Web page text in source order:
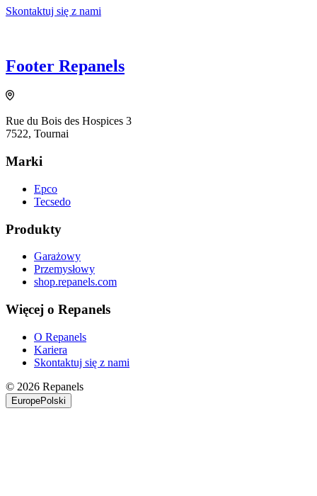
Skontaktuj się z nami
Footer Repanels
Rue du Bois des Hospices 3
7522, Tournai
Marki
Epco
Tecsedo
Produkty
Garażowy
Przemysłowy
shop.repanels.com
Więcej o Repanels
O Repanels
Kariera
Skontaktuj się z nami
© 2026 Repanels
EuropePolski